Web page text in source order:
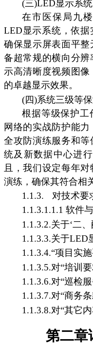
(三)LED显示系统
在市医保局九
LED显示系统，依据
确保显示屏表面平
备超常规的横向分
示高清晰度视频图
的卓越显示效果。
(四)系统三级等
根据等级保护工
网络的实战防护能
全攻防演练服务和
统及新数据中心进
且，我们设定每年
演练，确保其符合相
1.1.3.
对技术要
1.1.3.1.1.1 软件
1.1.3.2.关于‘二
1.1.3.3.关于LED
1.1.3.4.“项目实
1.1.3.5.对“培训
1.1.3.6.对“巡检
1.1.3.7.对“商务
1.1.3.8.对“其它
第二章